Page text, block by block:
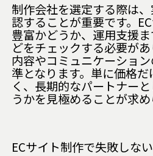
制作会社を選定する際は
認することが重要です。
豊富かどうか、運用支援
どをチェックする必要が
内容やコミュニケーショ
準となります。単に価格
く、長期的なパートナー
うかを見極めることが求め
ECサイト制作で失敗しな